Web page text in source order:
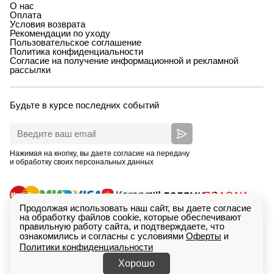
О нас
Оплата
Условия возврата
Рекомендации по уходу
Пользовательское соглашение
Политика конфиденциальности
Согласие на получение информационной и рекламной
рассылки
Будьте в курсе последних событий
Нажимая на кнопку, вы даете согласие на передачу
и обработку своих персональных данных
ИП Зимина Кристина Дмитриевна, ОГРНИП
318665800233615. Екатеринбург, проспект Ленина,
Продолжая использовать наш сайт, вы даете согласие
на обработку файлов cookie, которые обеспечивают
правильную работу сайта, и подтверждаете, что
ознакомились и согласны с условиями Оферты и
Политики конфиденциальности
Хорошо